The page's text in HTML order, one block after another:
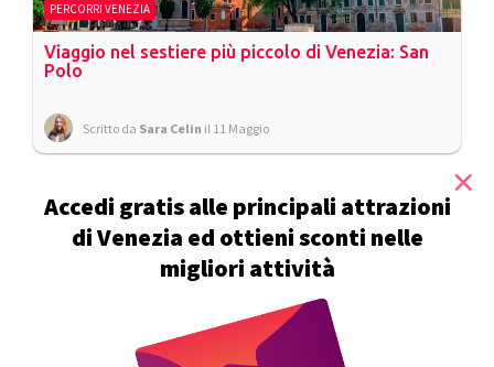
Accedi gratis alle principali attrazioni
di Venezia ed ottieni sconti nelle
migliori attività
×
PERCORRI VENEZIA
Viaggio nel sestiere più piccolo di Venezia: San
Polo
Scritto da Sara Celin il 11 Maggio